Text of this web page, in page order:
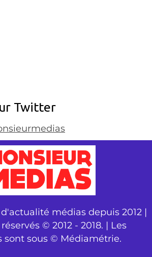
Twitter
médias depuis 2012 |
© 2012 - 2018. | Les
sont sous © Médiamétrie.